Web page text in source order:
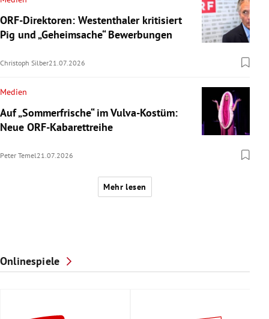
ORF-Direktoren: Westenthaler kritisiert
Pig und „Geheimsache“ Bewerbungen
Christoph Silber21.07.2026
Medien
Auf „Sommerfrische“ im Vulva-Kostüm:
Neue ORF-Kabarettreihe
Peter Temel 21.07.2026
Mehr lesen
Onlinespiele